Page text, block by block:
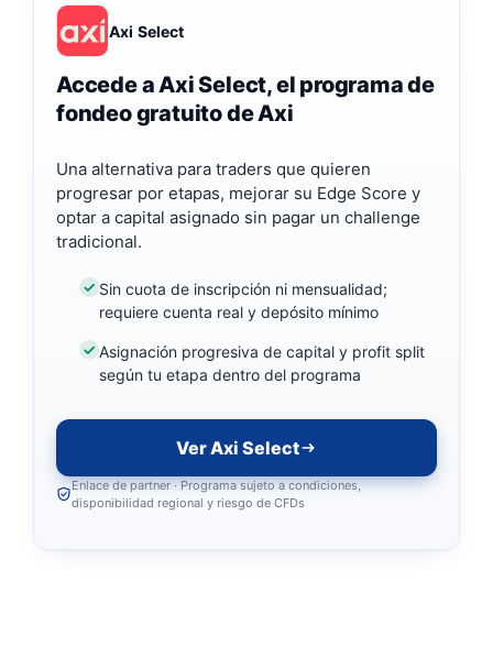
Axi Select
Accede a Axi Select, el programa de
fondeo gratuito de Axi
Una alternativa para traders que quieren
progresar por etapas, mejorar su Edge Score y
optar a capital asignado sin pagar un challenge
tradicional.
Sin cuota de inscripción ni mensualidad;
requiere cuenta real y depósito mínimo
Asignación progresiva de capital y profit split
según tu etapa dentro del programa
Ver Axi Select
Enlace de partner · Programa sujeto a condiciones,
disponibilidad regional y riesgo de CFDs